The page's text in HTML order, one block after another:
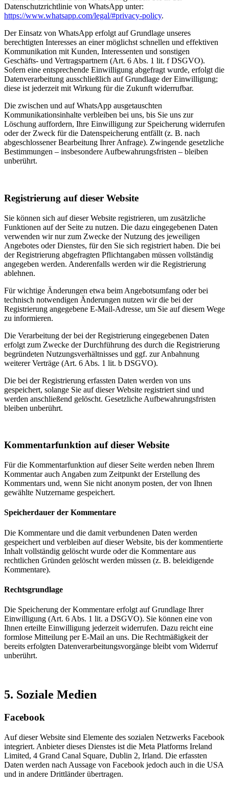
Datenschutzrichtlinie von WhatsApp unter:
https://www.whatsapp.com/legal/#privacy-policy.
Der Einsatz von WhatsApp erfolgt auf Grundlage unseres
berechtigten Interesses an einer möglichst schnellen und effektiven
Kommunikation mit Kunden, Interessenten und sonstigen
Geschäfts- und Vertragspartnern (Art. 6 Abs. 1 lit. f DSGVO).
Sofern eine entsprechende Einwilligung abgefragt wurde, erfolgt die
Datenverarbeitung ausschließlich auf Grundlage der Einwilligung;
diese ist jederzeit mit Wirkung für die Zukunft widerrufbar.
Die zwischen und auf WhatsApp ausgetauschten
Kommunikationsinhalte verbleiben bei uns, bis Sie uns zur
Löschung auffordern, Ihre Einwilligung zur Speicherung widerrufen
oder der Zweck für die Datenspeicherung entfällt (z. B. nach
abgeschlossener Bearbeitung Ihrer Anfrage). Zwingende gesetzliche
Bestimmungen – insbesondere Aufbewahrungsfristen – bleiben
unberührt.
Registrierung auf dieser Website
Sie können sich auf dieser Website registrieren, um zusätzliche
Funktionen auf der Seite zu nutzen. Die dazu eingegebenen Daten
verwenden wir nur zum Zwecke der Nutzung des jeweiligen
Angebotes oder Dienstes, für den Sie sich registriert haben. Die bei
der Registrierung abgefragten Pflichtangaben müssen vollständig
angegeben werden. Anderenfalls werden wir die Registrierung
ablehnen.
Für wichtige Änderungen etwa beim Angebotsumfang oder bei
technisch notwendigen Änderungen nutzen wir die bei der
Registrierung angegebene E-Mail-Adresse, um Sie auf diesem Wege
zu informieren.
Die Verarbeitung der bei der Registrierung eingegebenen Daten
erfolgt zum Zwecke der Durchführung des durch die Registrierung
begründeten Nutzungsverhältnisses und ggf. zur Anbahnung
weiterer Verträge (Art. 6 Abs. 1 lit. b DSGVO).
Die bei der Registrierung erfassten Daten werden von uns
gespeichert, solange Sie auf dieser Website registriert sind und
werden anschließend gelöscht. Gesetzliche Aufbewahrungsfristen
bleiben unberührt.
Kommentar­funktion auf dieser Website
Für die Kommentarfunktion auf dieser Seite werden neben Ihrem
Kommentar auch Angaben zum Zeitpunkt der Erstellung des
Kommentars und, wenn Sie nicht anonym posten, der von Ihnen
gewählte Nutzername gespeichert.
Speicherdauer der Kommentare
Die Kommentare und die damit verbundenen Daten werden
gespeichert und verbleiben auf dieser Website, bis der kommentierte
Inhalt vollständig gelöscht wurde oder die Kommentare aus
rechtlichen Gründen gelöscht werden müssen (z. B. beleidigende
Kommentare).
Rechtsgrundlage
Die Speicherung der Kommentare erfolgt auf Grundlage Ihrer
Einwilligung (Art. 6 Abs. 1 lit. a DSGVO). Sie können eine von
Ihnen erteilte Einwilligung jederzeit widerrufen. Dazu reicht eine
formlose Mitteilung per E-Mail an uns. Die Rechtmäßigkeit der
bereits erfolgten Datenverarbeitungsvorgänge bleibt vom Widerruf
unberührt.
5. Soziale Medien
Facebook
Auf dieser Website sind Elemente des sozialen Netzwerks Facebook
integriert. Anbieter dieses Dienstes ist die Meta Platforms Ireland
Limited, 4 Grand Canal Square, Dublin 2, Irland. Die erfassten
Daten werden nach Aussage von Facebook jedoch auch in die USA
und in andere Drittländer übertragen.